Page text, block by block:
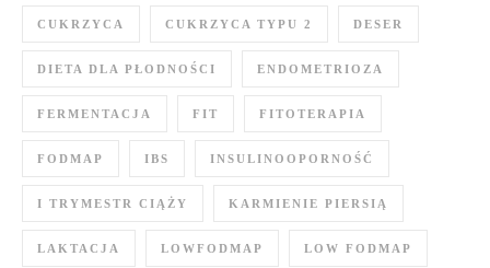
CUKRZYCA CUKRZYCA TYPU 2 DESER
DIETA DLA PŁODNOŚCI ENDOMETRIOZA
FERMENTACJA FIT FITOTERAPIA
FODMAP IBS INSULINOOPORNOŚĆ
I TRYMESTR CIĄŻY KARMIENIE PIERSIĄ
LAKTACJA LOWFODMAP LOW FODMAP